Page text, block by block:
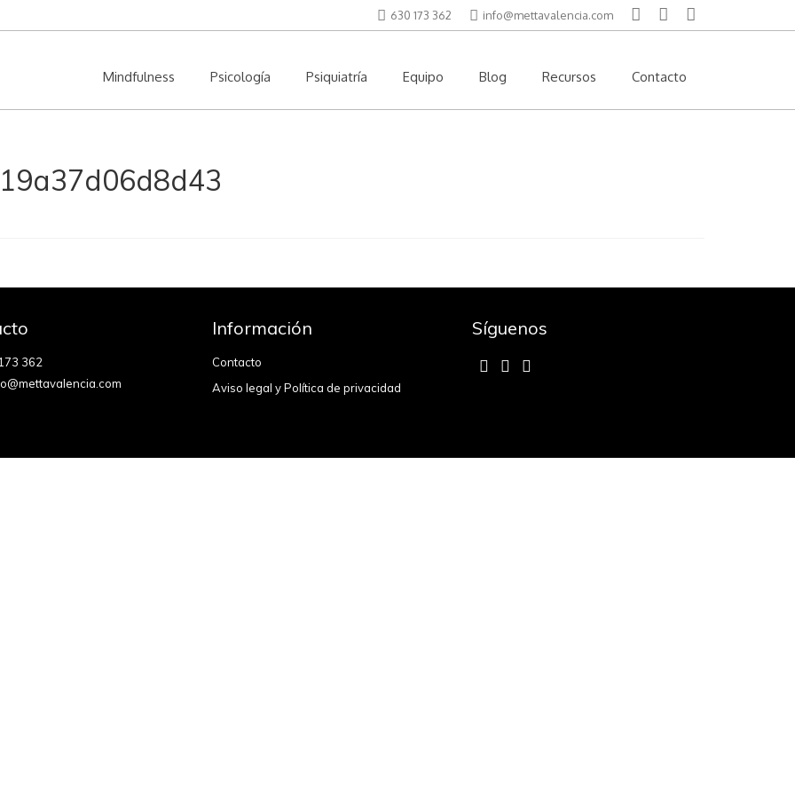
630 173 362 info@mettavalencia.com
Mindfulness Psicología Psiquiatría Equipo Blog Recursos Contacto
362
Información
Contacto
Aviso legal y Política de privacidad
Síguenos